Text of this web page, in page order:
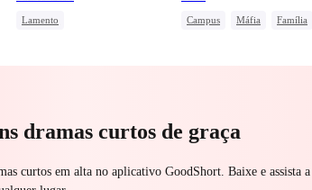
Lamento
Campus Máfia Família
dramas curtos de graça
curtos em alta no aplicativo GoodShort. Baixe e assista